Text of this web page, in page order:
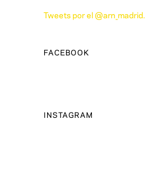
Tweets por el @arn_madrid.
FACEBOOK
INSTAGRAM